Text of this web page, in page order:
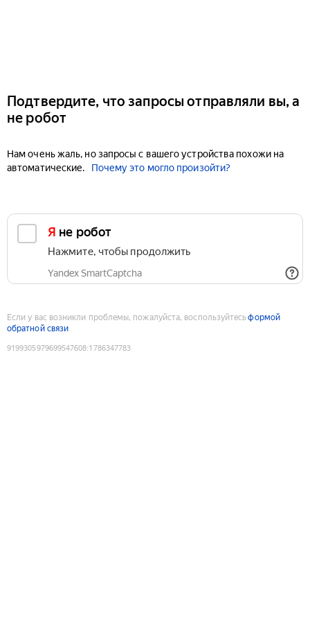
Подтвердите, что запросы отправляли вы, а
не робот
Нам очень жаль, но запросы с вашего устройства похожи на
автоматические.
Почему это могло произойти?
Я не робот
Нажмите, чтобы продолжить
Yandex SmartCaptcha
Если у вас возникли проблемы, пожалуйста, воспользуйтесьформой
обратной связи
9199305979699547608:1786347783